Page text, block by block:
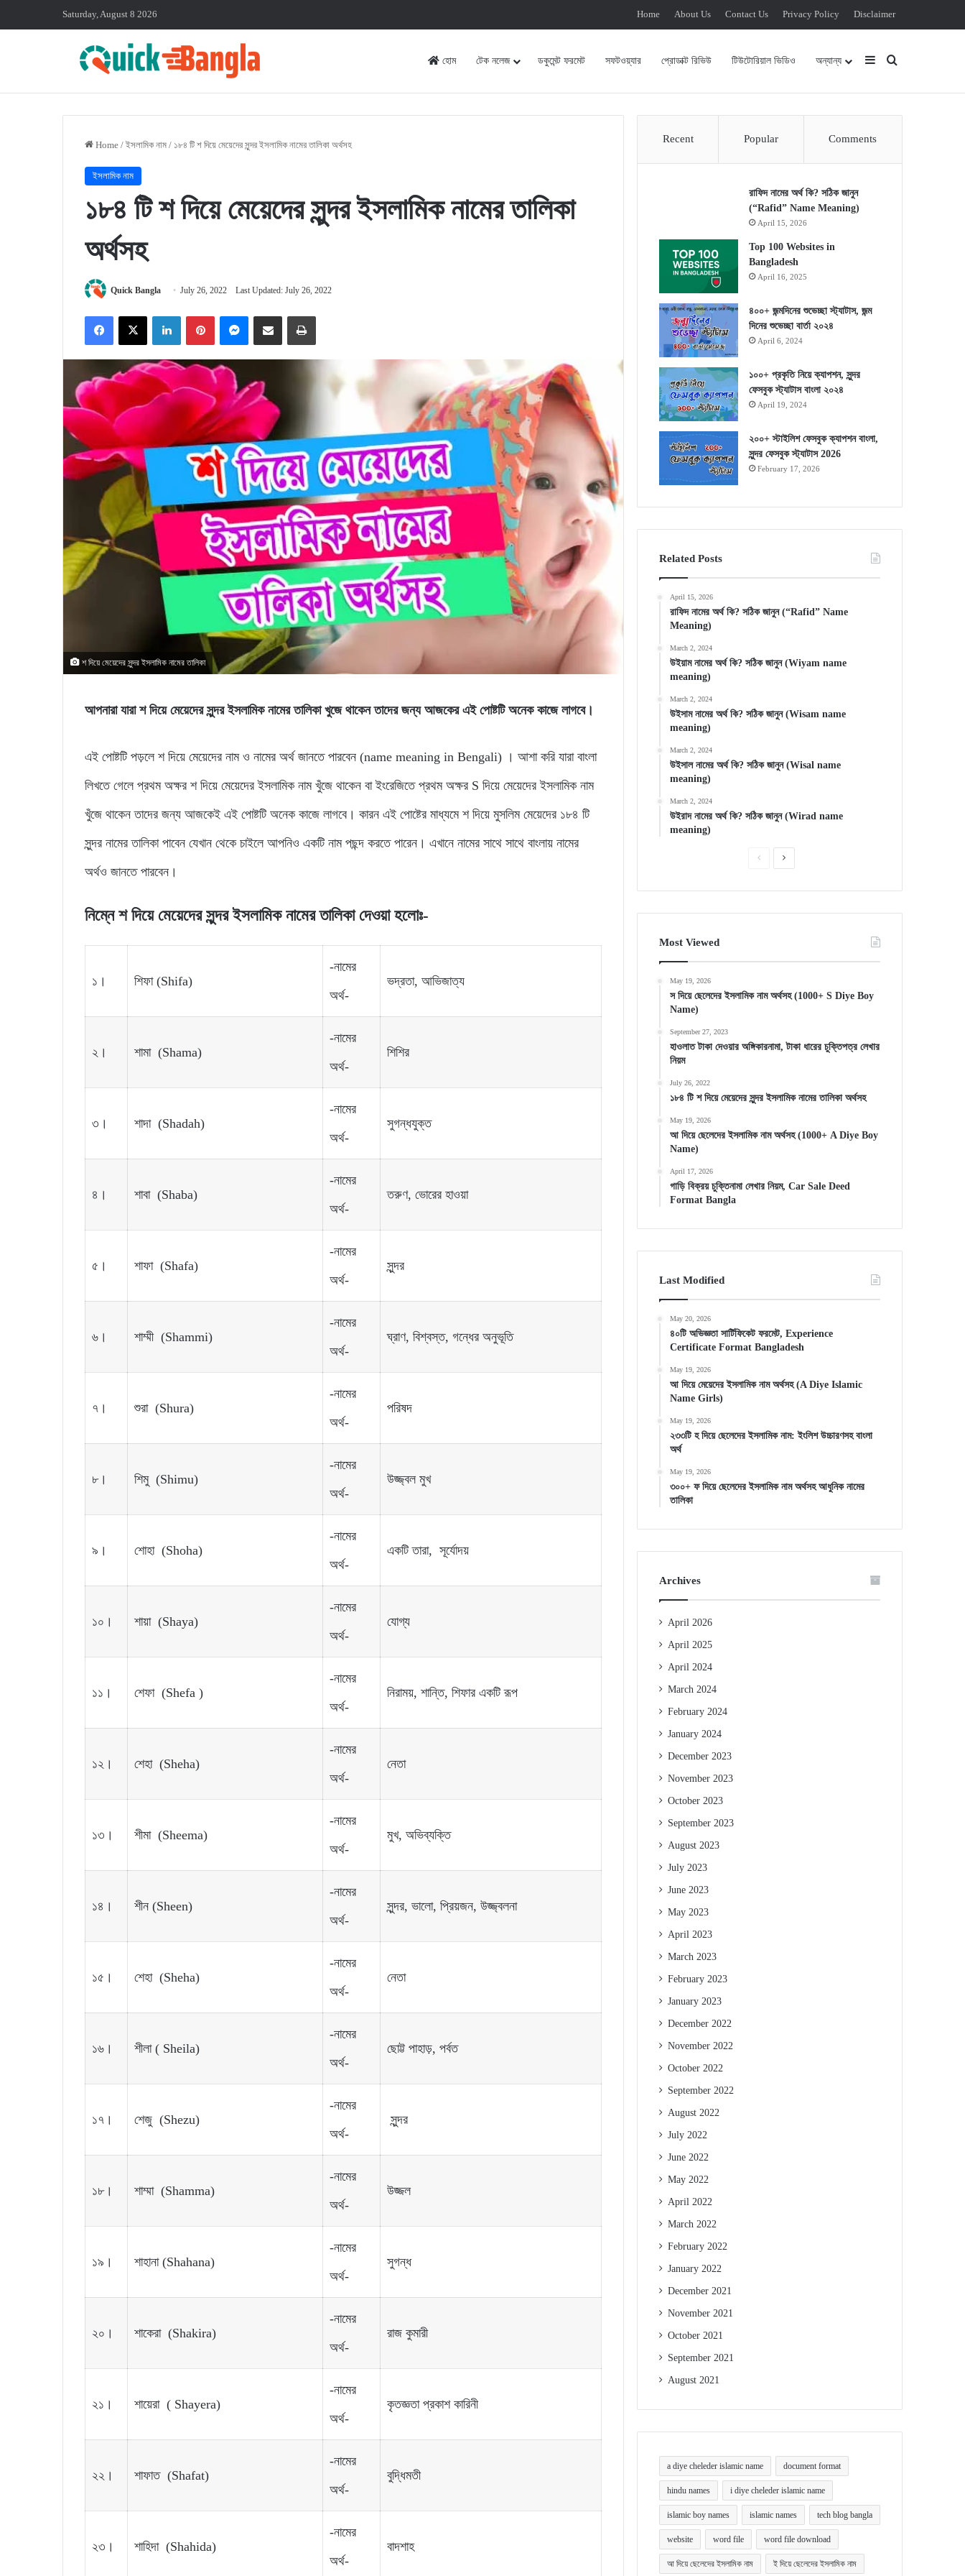
Saturday, August 8 2026 Home About Us Contact Us Privacy Policy Disclaimer
হোম টেক নলেজ ডকুমেন্ট ফরমেট সফটওয়্যার প্রোডাক্ট রিভিউ টিউটোরিয়াল ভিডিও অন্যান্য Sidebar
Home / ইসলামিক নাম / ১৮৪ টি শ দিয়ে মেয়েদের সুন্দর ইসলামিক নামের তালিকা অর্থসহ
ইসলামিক নাম
১৮৪ টি শ দিয়ে মেয়েদের সুন্দর ইসলামিক নামের তালিকা
অর্থসহ
Quick Bangla July 26, 2022 Last Updated: July 26, 2022
FacebookX LinkedInPinterestMessengerShare via Email Print
শ দিয়ে মেয়েদের সুন্দর ইসলামিক নামের তালিকা
আপনারা যারা শ দিয়ে মেয়েদের সুন্দর ইসলামিক নামের তালিকা খুজে থাকেন তাদের জন্য আজকের এই পোষ্টটি অনেক কাজে লাগবে।
এই পোষ্টটি পড়লে শ দিয়ে মেয়েদের নাম ও নামের অর্থ জানতে পারবেন (name meaning in Bengali) । আশা করি যারা বাংলা
লিখতে গেলে প্রথম অক্ষর শ দিয়ে মেয়েদের ইসলামিক নাম খুঁজে থাকেন বা ইংরেজিতে প্রথম অক্ষর S দিয়ে মেয়েদের ইসলামিক নাম
খুঁজে থাকেন তাদের জন্য আজকেই এই পোষ্টটি অনেক কাজে লাগবে। কারন এই পোষ্টের মাধ্যমে শ দিয়ে মুসলিম মেয়েদের ১৮৪ টি
সুন্দর নামের তালিকা পাবেন যেখান থেকে চাইলে আপনিও একটি নাম পছন্দ করতে পারেন। এখানে নামের সাথে সাথে বাংলায় নামের
অর্থও জানতে পারবেন।
নিম্নে শ দিয়ে মেয়েদের সুন্দর ইসলামিক নামের তালিকা দেওয়া হলোঃ-
১। শিফা (Shifa)
-নামের
অর্থ-
ভদ্রতা, আভিজাত্য
২। শামা (Shama)
-নামের
অর্থ-
শিশির
৩। শাদা (Shadah)
-নামের
অর্থ-
সুগন্ধযুক্ত
৪। শাবা (Shaba)
-নামের
অর্থ-
তরুণ, ভোরের হাওয়া
৫। শাফা (Shafa)
-নামের
অর্থ-
সুন্দর
৬। শাম্মী (Shammi)
-নামের
অর্থ-
ঘ্রাণ, বিশ্বস্ত, গন্ধের অনুভূতি
৭। শুরা (Shura)
-নামের
অর্থ-
পরিষদ
৮। শিমু (Shimu)
-নামের
অর্থ-
উজ্জ্বল মুখ
৯। শোহা (Shoha)
-নামের
অর্থ-
একটি তারা, সূর্যোদয়
১০। শায়া (Shaya)
-নামের
অর্থ-
যোগ্য
১১। শেফা (Shefa )
-নামের
অর্থ-
নিরাময়, শান্তি, শিফার একটি রূপ
১২। শেহা (Sheha)
-নামের
অর্থ-
নেতা
১৩। শীমা (Sheema)
-নামের
অর্থ-
মুখ, অভিব্যক্তি
১৪। শীন (Sheen)
-নামের
অর্থ-
সুন্দর, ভালো, প্রিয়জন, উজ্জ্বলনা
১৫। শেহা (Sheha)
-নামের
অর্থ-
নেতা
১৬। শীলা ( Sheila)
-নামের
অর্থ-
ছোট্ট পাহাড়, পর্বত
১৭। শেজু (Shezu)
-নামের
অর্থ-
সুন্দর
১৮। শাম্মা (Shamma)
-নামের
অর্থ-
উজ্জল
১৯। শাহানা (Shahana)
-নামের
অর্থ-
সুগন্ধ
২০। শাকেরা (Shakira)
-নামের
অর্থ-
রাজ কুমারী
২১। শায়েরা ( Shayera)
-নামের
অর্থ-
কৃতজ্ঞতা প্রকাশ কারিনী
২২। শাফাত (Shafat)
-নামের
অর্থ-
বুদ্ধিমতী
২৩। শাহিদা (Shahida)
-নামের
অর্থ-
বাদশাহ
Recent Popular Comments
রাফিদ নামের অর্থ কি? সঠিক জানুন
(“Rafid” Name Meaning)
April 15, 2026
Top 100 Websites in
Bangladesh
April 16, 2025
৪০০+ জন্মদিনের শুভেচ্ছা স্ট্যাটাস, জন্ম
দিনের শুভেচ্ছা বার্তা ২০২৪
April 6, 2024
১০০+ প্রকৃতি নিয়ে ক্যাপশন, সুন্দর
ফেসবুক স্ট্যাটাস বাংলা ২০২৪
April 19, 2024
২০০+ স্টাইলিশ ফেসবুক ক্যাপশন বাংলা,
সুন্দর ফেসবুক স্ট্যাটাস 2026
February 17, 2026
Related Posts
April 15, 2026
রাফিদ নামের অর্থ কি? সঠিক জানুন (“Rafid” Name
Meaning)
March 2, 2024
উইয়াম নামের অর্থ কি? সঠিক জানুন (Wiyam name
meaning)
March 2, 2024
উইসাম নামের অর্থ কি? সঠিক জানুন (Wisam name
meaning)
March 2, 2024
উইসাল নামের অর্থ কি? সঠিক জানুন (Wisal name
meaning)
March 2, 2024
উইরাদ নামের অর্থ কি? সঠিক জানুন (Wirad name
meaning)
PreviousNext
Most Viewed
May 19, 2026
স দিয়ে ছেলেদের ইসলামিক নাম অর্থসহ (1000+ S Diye Boy
Name)
September 27, 2023
হাওলাত টাকা দেওয়ার অঙ্গিকারনামা, টাকা ধারের চুক্তিপত্র লেখার
নিয়ম
July 26, 2022
১৮৪ টি শ দিয়ে মেয়েদের সুন্দর ইসলামিক নামের তালিকা অর্থসহ
May 19, 2026
আ দিয়ে ছেলেদের ইসলামিক নাম অর্থসহ (1000+ A Diye Boy
Name)
April 17, 2026
গাড়ি বিক্রয় চুক্তিনামা লেখার নিয়ম, Car Sale Deed
Format Bangla
Last Modified
May 20, 2026
৪০টি অভিজ্ঞতা সার্টিফিকেট ফরমেট, Experience
Certificate Format Bangladesh
May 19, 2026
আ দিয়ে মেয়েদের ইসলামিক নাম অর্থসহ (A Diye Islamic
Name Girls)
May 19, 2026
২৩৩টি হ দিয়ে ছেলেদের ইসলামিক নাম: ইংলিশ উচ্চারণসহ বাংলা
অর্থ
May 19, 2026
৩০০+ ফ দিয়ে ছেলেদের ইসলামিক নাম অর্থসহ আধুনিক নামের
তালিকা
Archives
April 2026
April 2025
April 2024
March 2024
February 2024
January 2024
December 2023
November 2023
October 2023
September 2023
August 2023
July 2023
June 2023
May 2023
April 2023
March 2023
February 2023
January 2023
December 2022
November 2022
October 2022
September 2022
August 2022
July 2022
June 2022
May 2022
April 2022
March 2022
February 2022
January 2022
December 2021
November 2021
October 2021
September 2021
August 2021
a diye cheleder islamic name document format
hindu names i diye cheleder islamic name
islamic boy names islamic names tech blog bangla
website word file word file download
আ দিয়ে ছেলেদের ইসলামিক নাম ই দিয়ে ছেলেদের ইসলামিক নাম